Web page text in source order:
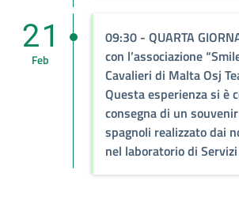
21
Feb
09:30 - QUARTA
con l’associazione
Cavalieri di Malta Osj
Questa esperienza si è
consegna di un
spagnoli realizzato dai
nel laboratorio di